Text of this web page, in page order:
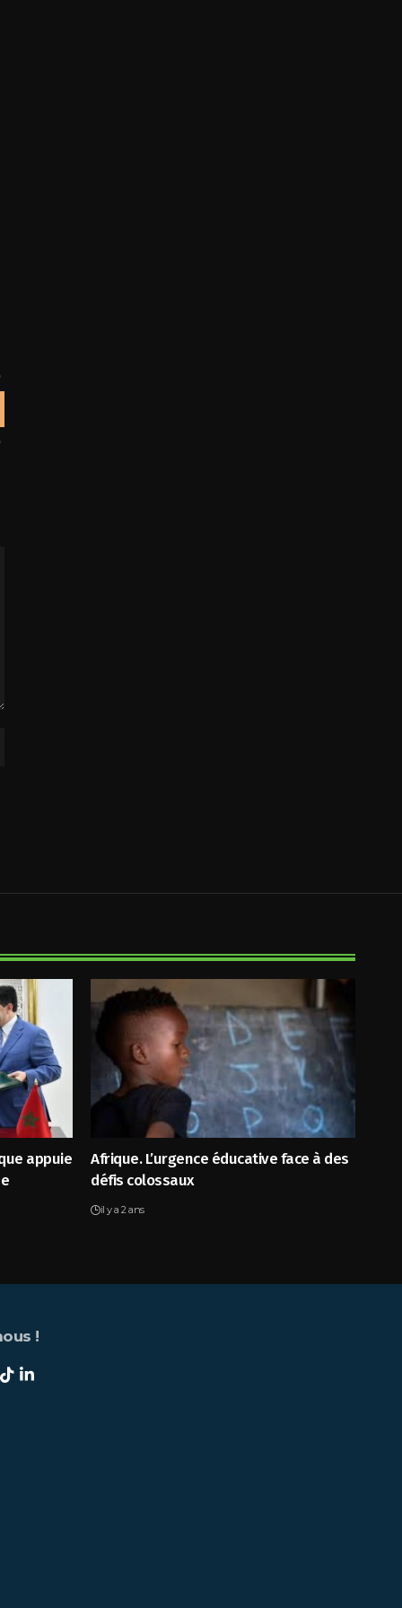
appuie
Afrique. L’urgence éducative face à des
défis colossaux
il y a 2 ans
!